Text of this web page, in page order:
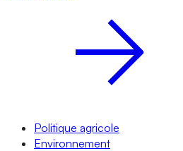
Politique agricole
Environnement